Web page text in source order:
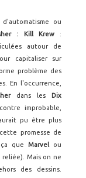
ou
: Kill Krew :
autour de
capitaliser sur
problème des
En l'occurrence,
dans les Dix
improbable,
pu être plus
promesse de
que Marvel ou
Mais on ne
des dessins.